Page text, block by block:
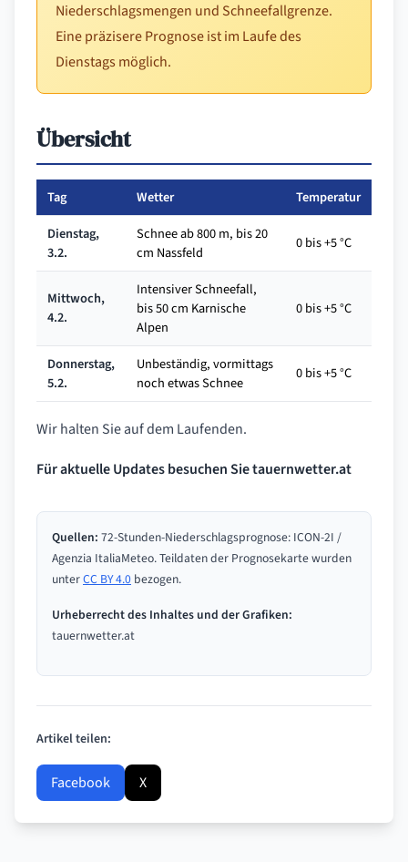
Niederschlagsmengen und Schneefallgrenze.
Eine präzisere Prognose ist im Laufe des
Dienstags möglich.
Übersicht
Tag Wetter
Temperatur
Dienstag,
3.2.
Schnee ab 800 m, bis 20
cm Nassfeld
0 bis +5 °C
Mittwoch,
4.2.
Intensiver Schneefall,
bis 50 cm Karnische
Alpen
0 bis +5 °C
Donnerstag,
5.2.
Unbeständig, vormittags
noch etwas Schnee
0 bis +5 °C
Wir halten Sie auf dem Laufenden.
Für aktuelle Updates besuchen Sietauernwetter.at
Quellen: 72-Stunden-Niederschlagsprognose: ICON-2I /
Agenzia ItaliaMeteo. Teildaten der Prognosekarte wurden
unterCC BY 4.0 bezogen.
Urheberrecht des Inhaltes und der Grafiken:
tauernwetter.at
Artikel teilen:
Facebook X